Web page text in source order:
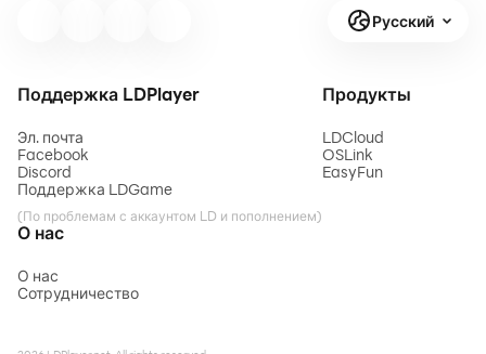
Русский
Поддержка LDPlayer
Эл. почта
Facebook
Discord
Поддержка LDGame
(По проблемам с аккаунтом LD и пополнением)
Продукты
LDCloud
OSLink
EasyFun
О нас
О нас
Сотрудничество